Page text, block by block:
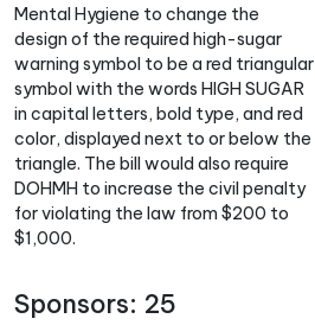
Mental Hygiene to change the
design of the required high-sugar
warning symbol to be a red triangular
symbol with the words HIGH SUGAR
in capital letters, bold type, and red
color, displayed next to or below the
triangle. The bill would also require
DOHMH to increase the civil penalty
for violating the law from $200 to
$1,000.
Sponsors: 25